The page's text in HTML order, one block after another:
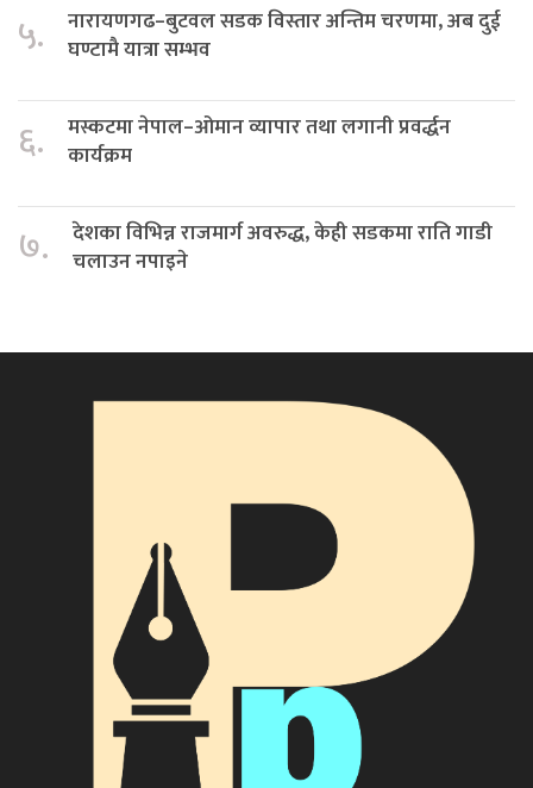
५.
नारायणगढ–बुटवल सडक विस्तार अन्तिम चरणमा, अब दुई
घण्टामै यात्रा सम्भव
६.
मस्कटमा नेपाल–ओमान व्यापार तथा लगानी प्रवर्द्धन
कार्यक्रम
७.
देशका विभिन्न राजमार्ग अवरुद्ध, केही सडकमा राति गाडी
चलाउन नपाइने